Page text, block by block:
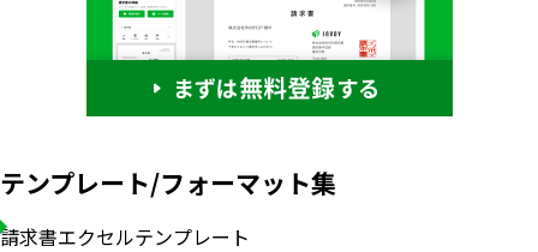
テンプレート/フォーマット集
請求書エクセルテンプレート